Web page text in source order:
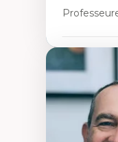
Éthique
éducation
formation
Littératie